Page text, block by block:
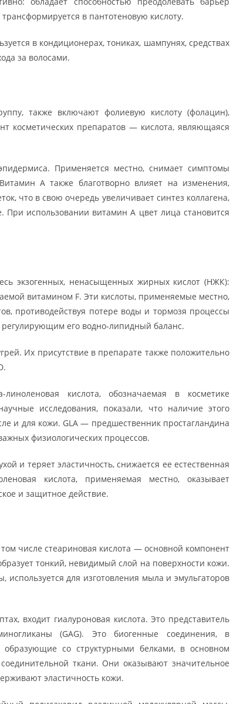
трансформируется в пантотеновую кислоту.
в кондиционерах, тониках, шампунях, средствах
за волосами.
также включают фолиевую кислоту (фолацин),
косметических препаратов — кислота, являющаяся
Применяется местно, снимает симптомы
А также благотворно влияет на изменения,
что в свою очередь увеличивает синтез коллагена,
использовании витамин А цвет лица становится
экзогенных, ненасыщенных жирных кислот (НЖК):
витамином F. Эти кислоты, применяемые местно,
противодействуя потере воды и тормозя процессы
его водно-липидный баланс.
Их присутствие в препарате также положительно
кислота, обозначаемая в косметике
исследования, показали, что наличие этого
и для кожи. GLA — предшественник простагландина
физиологических процессов.
и теряет эластичность, снижается ее естественная
кислота, применяемая местно, оказывает
и защитное действие.
числе стеариновая кислота — основной компонент
тонкий, невидимый слой на поверхности кожи.
используется для изготовления мыла и эмульгаторов
входит гиалуроновая кислота. Это представитель
(GAG). Это биогенные соединения, в
со структурными белками, в основном
ткани. Они оказывают значительное
эластичность кожи.